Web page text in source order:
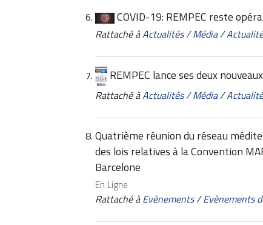
COVID-19: REMPEC reste
Rattaché àActualités / Média/
REMPEC lance ses deux
Rattaché àActualités / Média/
Quatrième réunion du réseau
des lois relatives à la Convention
Barcelone
En Ligne
Rattaché à Evènements/Evènements